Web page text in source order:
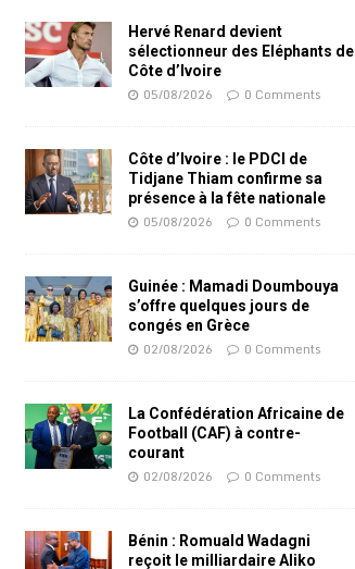
Hervé Renard devient
sélectionneur des Eléphants de
Côte d’Ivoire
05/08/2026 0 Comments
Côte d’Ivoire : le PDCI de
Tidjane Thiam confirme sa
présence à la fête nationale
05/08/2026 0 Comments
Guinée : Mamadi Doumbouya
s’offre quelques jours de
congés en Grèce
02/08/2026 0 Comments
La Confédération Africaine de
Football (CAF) à contre-
courant
02/08/2026 0 Comments
Bénin : Romuald Wadagni
reçoit le milliardaire Aliko